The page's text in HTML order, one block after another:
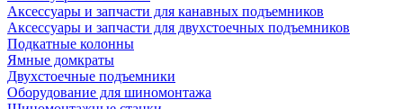
Аксессуары и запчасти для канавных подъемников
Аксессуары и запчасти для двухстоечных подъемников
Подкатные колонны
Ямные домкраты
Двухстоечные подъемники
Оборудование для шиномонтажа